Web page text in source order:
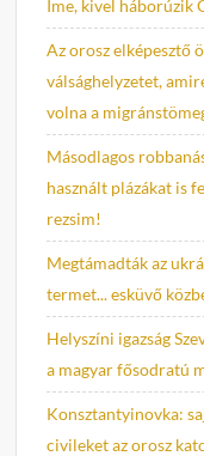
Íme, kivel háborúzik
Az orosz elképesztő
válsághelyzetet,
volna a
Másodlagos
használt plázákat is
rezsim!
Megtámadták az
termet... esküvő
Helyszíni igazság
a magyar fősodratú
Konsztantyinovka:
civileket az orosz